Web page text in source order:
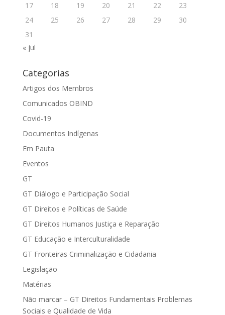
17
18 19 20 21 22
23
24
25 26 27 28 29
30
31
« jul
Categorias
Artigos dos Membros
Comunicados OBIND
Covid-19
Documentos Indígenas
Em Pauta
Eventos
GT
GT Diálogo e Participação Social
GT Direitos e Políticas de Saúde
GT Direitos Humanos Justiça e Reparação
GT Educação e Interculturalidade
GT Fronteiras Criminalização e Cidadania
Legislação
Matérias
Não marcar – GT Direitos Fundamentais Problemas
Sociais e Qualidade de Vida